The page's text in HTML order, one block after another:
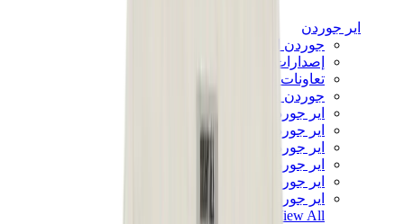
اير جوردن
جوردن الأكثر مبيعاً
إصدارات جوردن الجديدة
تعاونات جوردن
جوردن x ترافيس سكوت
اير جوردن 1
اير جوردن 2
اير جوردن 3
اير جوردن 4
اير جوردن 5
اير جوردن 6
View All
اير جوردن